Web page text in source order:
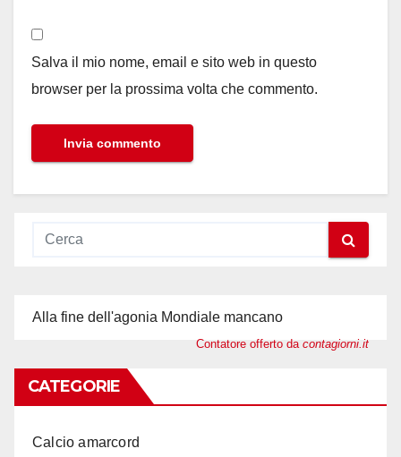
Salva il mio nome, email e sito web in questo
browser per la prossima volta che commento.
Alla fine dell'agonia Mondiale mancano
Contatore offerto da contagiorni.it
CATEGORIE
Calcio amarcord